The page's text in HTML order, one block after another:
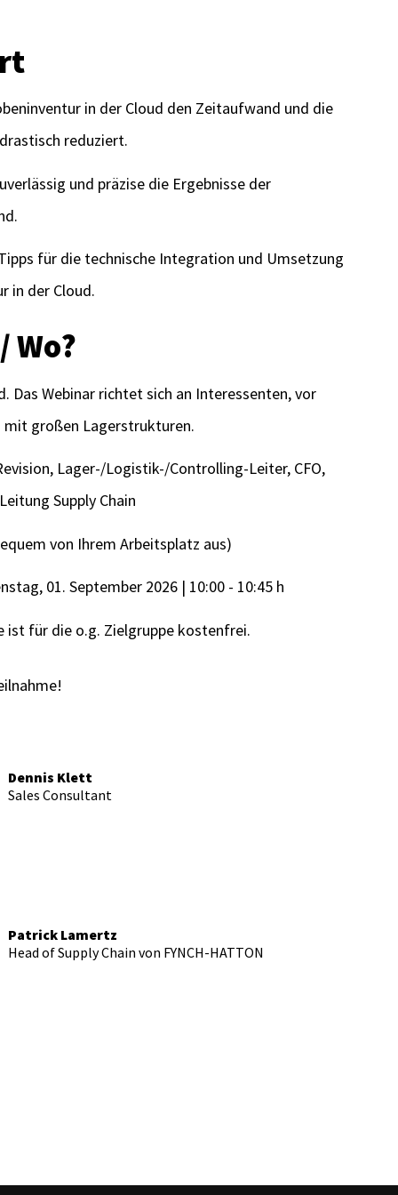
in der Cloud den Zeitaufwand und die
reduziert.
und präzise die Ergebnisse der
für die technische Integration und Umsetzung
in der Cloud.
Wo?
Das Webinar richtet sich an Interessenten, vor
mit großen Lagerstrukturen.
Lager-/Logistik-/Controlling-Leiter, CFO,
Supply Chain
von Ihrem Arbeitsplatz aus)
01. September 2026 | 10:00 - 10:45 h
ist für die o.g. Zielgruppe kostenfrei.
Dennis Klett
Sales Consultant
Patrick Lamertz
Head of Supply Chain von FYNCH-HATTON